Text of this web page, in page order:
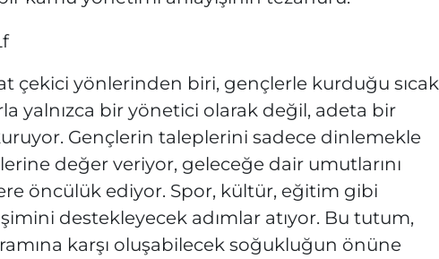
çekici yönlerinden biri, gençlerle kurduğu sıcak
yalnızca bir yönetici olarak değil, adeta bir
Gençlerin taleplerini sadece dinlemekle
değer veriyor, geleceğe dair umutlarını
öncülük ediyor. Spor, kültür, eğitim gibi
destekleyecek adımlar atıyor. Bu tutum,
karşı oluşabilecek soğukluğun önüne